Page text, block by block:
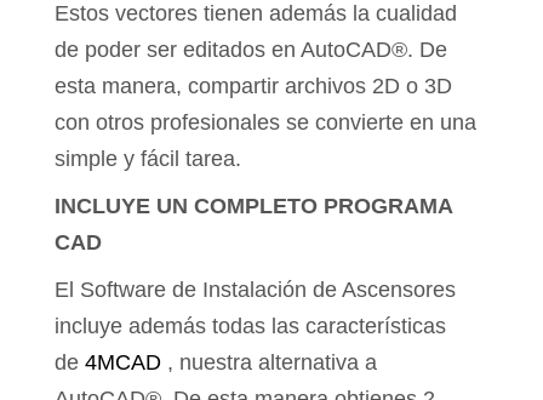
Estos vectores tienen además la cualidad
de poder ser editados en AutoCAD®. De
esta manera, compartir archivos 2D o 3D
con otros profesionales se convierte en una
simple y fácil tarea.
INCLUYE UN COMPLETO PROGRAMA
CAD
El Software de Instalación de Ascensores
incluye además todas las características
de 4MCAD , nuestra alternativa a